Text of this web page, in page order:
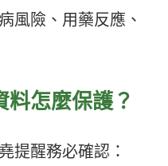
風險、用藥反應、
料怎麼保護？
提醒務必確認：